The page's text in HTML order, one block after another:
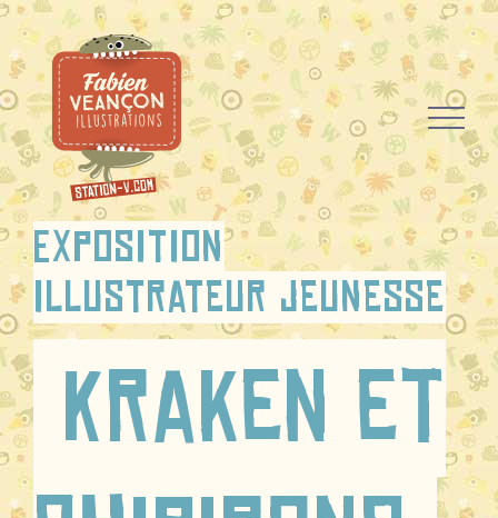
Passer
au
contenu
Exposition
illustrateur jeunesse
Kraken et